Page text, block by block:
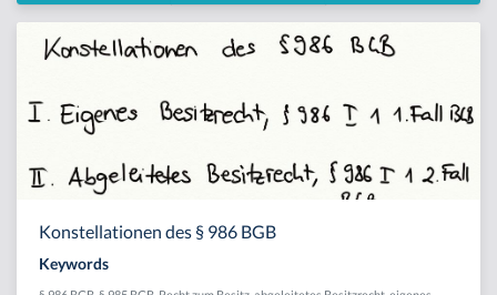
Konstellationen des § 986 BGB
Keywords